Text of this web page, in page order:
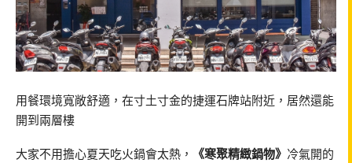
用餐環境寬敞舒適，在寸土寸金的捷運石牌站附近，居然還能
開到兩層樓
大家不用擔心夏天吃火鍋會太熱， 《寒聚精緻鍋物》 冷氣開的